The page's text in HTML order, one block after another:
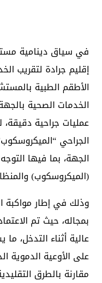
في سياق دينامية
إقليم جرادة لتقريب
الأطقم الطبية
الخدمات الصحية
عمليات جراحية
الجراحي
الجهة، بما فيها
(الميكروسكوب)
وذلك في إطار مواكبة
بمجاله، حيث تم
عالية أثناء التدخل،
على الأوعية الدموية
مقارنة بالطرق